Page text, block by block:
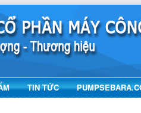
TIN TỨC